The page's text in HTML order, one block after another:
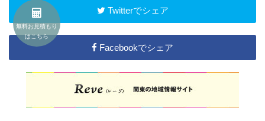
Twitterでシェア
Facebookでシェア
無料お見積もり
はこちら